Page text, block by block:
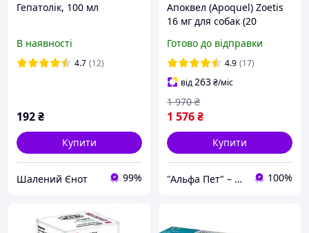
Гепатолік, 100 мл
В наявності
4.7 (12)
192₴
Купити
Шалений Єнот 99%
Апоквел (Apoquel) Zoetis
16 мг для собак (20
Готово до відправки
4.9 (17)
від263₴/міс
1 576₴
1 970 ₴
Купити
"Альфа Пет" – здоров’я та щастя тварин щодня 100%